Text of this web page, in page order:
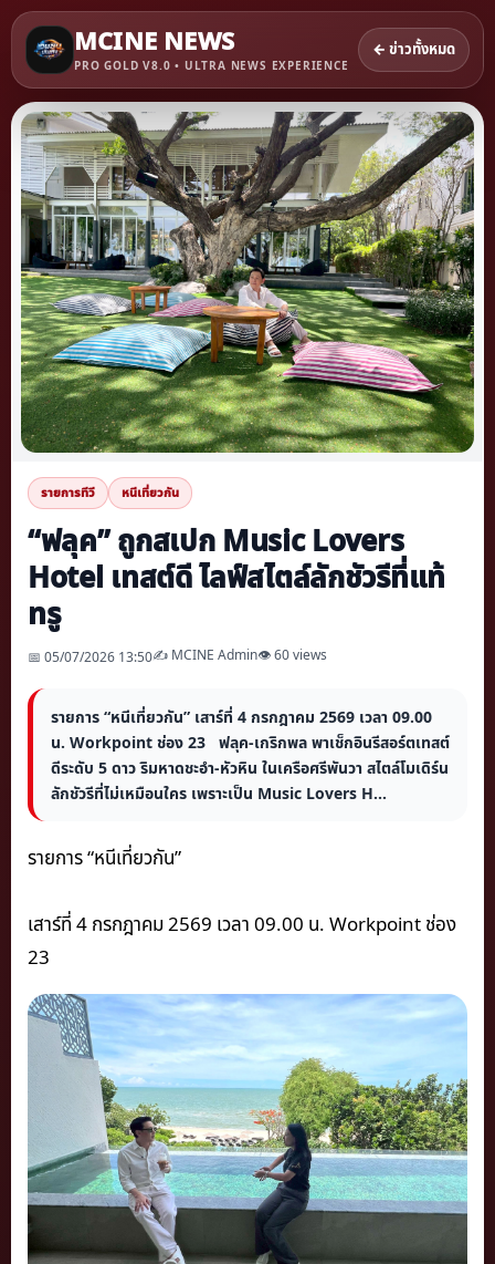
MCINE NEWS
PRO GOLD V8.0 • ULTRA NEWS EXPERIENCE
← ข่าวทั้งหมด
รายการทีวี หนีเที่ยวกัน
“ฟลุค” ถูกสเปก Music Lovers
Hotel เทสต์ดี ไลฟ์สไตล์ลักชัวรีที่แท้
ทรู
📅 05/07/2026 13:50✍️ MCINE Admin👁 60 views
รายการ “หนีเที่ยวกัน” เสาร์ที่ 4 กรกฎาคม 2569 เวลา 09.00
น. Workpoint ช่อง 23 ฟลุค-เกริกพล พาเช็กอินรีสอร์ตเทสต์
ดีระดับ 5 ดาว ริมหาดชะอำ-หัวหิน ในเครือศรีพันวา สไตล์โมเดิร์น
ลักชัวรีที่ไม่เหมือนใคร เพราะเป็น Music Lovers H...
รายการ “หนีเที่ยวกัน”
เสาร์ที่ 4 กรกฎาคม 2569 เวลา 09.00 น. Workpoint ช่อง
23